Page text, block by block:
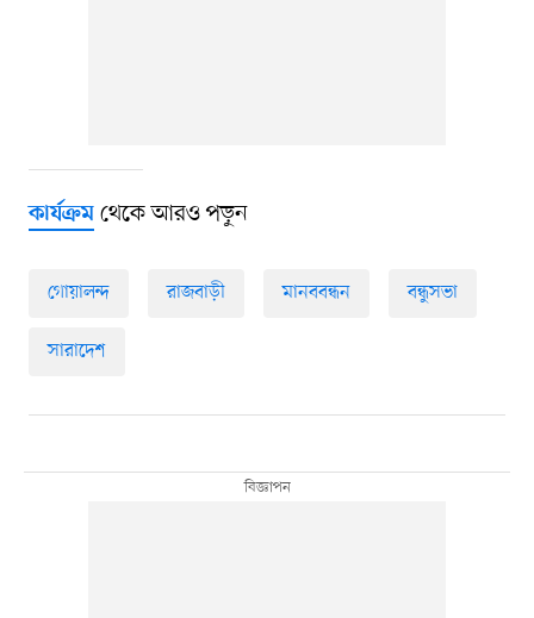
কার্যক্রমথেকে আরও পড়ুন
গোয়ালন্দ রাজবাড়ী মানববন্ধন বন্ধুসভা
সারাদেশ